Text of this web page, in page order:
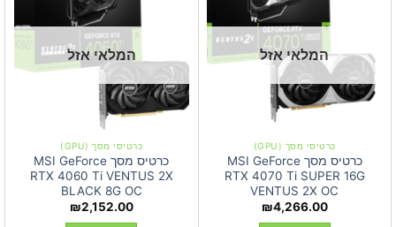
המלאי אזל
כרטיסי מסך (GPU)
כרטיס מסך MSI GeForce
RTX 4070 Ti SUPER 16G
VENTUS 2X OC
₪4,266.00
המלאי אזל
כרטיסי מסך (GPU)
כרטיס מסך MSI GeForce
RTX 4060 Ti VENTUS 2X
BLACK 8G OC
₪2,152.00